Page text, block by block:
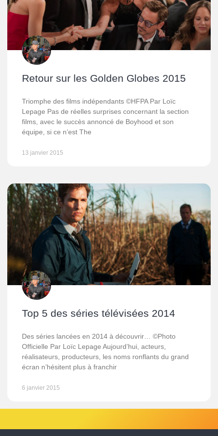
Retour sur les Golden Globes 2015
Triomphe des films indépendants ©HFPA Par Loïc
Lepage Pas de réelles surprises concernant la section
films, avec le succès annoncé de Boyhood et son
équipe, si ce n’est The
13 janvier 2015
Top 5 des séries télévisées 2014
Des séries lancées en 2014 à découvrir… ©Photo
Officielle Par Loïc Lepage Aujourd’hui, acteurs,
réalisateurs, producteurs, les noms ronflants du grand
écran n’hésitent plus à franchir
6 janvier 2015